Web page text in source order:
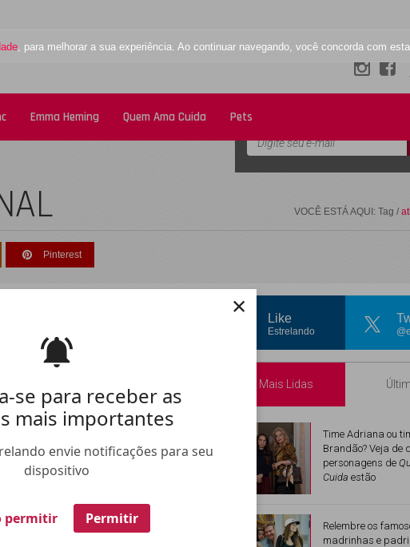
se para receber as
mais importantes
envie notificações para seu
dispositivo
permitir Permitir
×
, para melhorar a sua experiência. Ao continuar navegando, você concorda com
Emma Heming Quem Ama Cuida PetsNewsletter
VOCÊ ESTÁ AQUI: Tag /
Pinterest
Like
Estrelando
Mais Lidas
Time Adriana ou
Brandão? Veja de
personagens de
Cuida estão
Relembre os
madrinhas e